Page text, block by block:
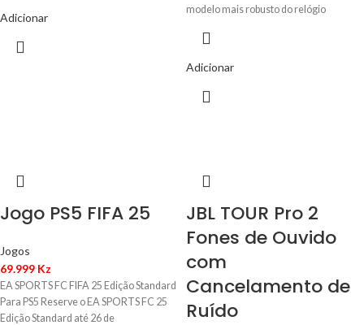
Adicionar
modelo mais robusto do relógio
Adicionar
Jogo PS5 FIFA 25
Jogos
69.999 Kz
EA SPORTS FC FIFA 25 Edição Standard
Para PS5 Reserve o EA SPORTS FC 25
Edição Standard até 26 de
JBL TOUR Pro 2
Fones de Ouvido
com
Cancelamento de
Ruído